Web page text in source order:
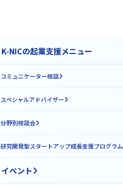
K-NICの起業支援メニュー
コミュニケーター相談
スペシャルアドバイザー
分野別相談会
研究開発型スタートアップ成長支援プログラム
イベント